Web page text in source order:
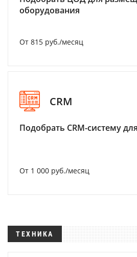
оборудования
От 815 руб./месяц
CRM
Подобрать CRM-систему
От 1 000 руб./месяц
ТЕХНИКА